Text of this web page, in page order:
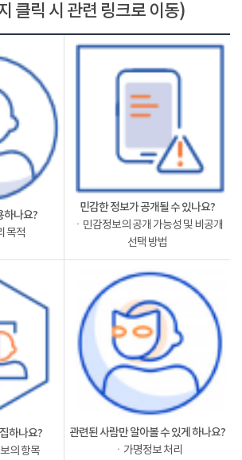
클릭 시 관련 링크로 이동)
하나요?
목적
민감한 정보가 공개될 수 있나요?
ㆍ민감정보의 공개 가능성 및 비공개
선택 방법
하나요?
의 항목
관련된 사람만 알아볼 수 있게 하나요?
ㆍ가명정보 처리